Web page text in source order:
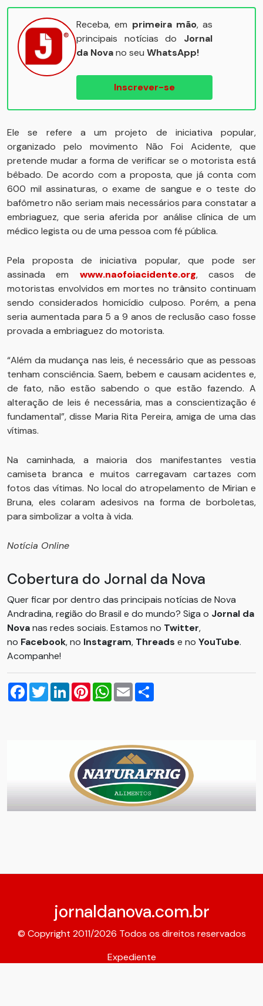
Receba, em primeira mão, as
principais notícias do Jornal
da Novano seu WhatsApp!
Inscrever-se
Ele se refere a um projeto de iniciativa popular,
organizado pelo movimento Não Foi Acidente, que
pretende mudar a forma de verificar se o motorista está
bêbado. De acordo com a proposta, que já conta com
600 mil assinaturas, o exame de sangue e o teste do
bafômetro não seriam mais necessários para constatar a
embriaguez, que seria aferida por análise clínica de um
médico legista ou de uma pessoa com fé pública.
Pela proposta de iniciativa popular, que pode ser
assinada em www.naofoiacidente.org, casos de
motoristas envolvidos em mortes no trânsito continuam
sendo considerados homicídio culposo. Porém, a pena
seria aumentada para 5 a 9 anos de reclusão caso fosse
provada a embriaguez do motorista.
“Além da mudança nas leis, é necessário que as pessoas
tenham consciência. Saem, bebem e causam acidentes e,
de fato, não estão sabendo o que estão fazendo. A
alteração de leis é necessária, mas a conscientização é
fundamental”, disse Maria Rita Pereira, amiga de uma das
vítimas.
Na caminhada, a maioria dos manifestantes vestia
camiseta branca e muitos carregavam cartazes com
fotos das vítimas. No local do atropelamento de Mirian e
Bruna, eles colaram adesivos na forma de borboletas,
para simbolizar a volta à vida.
Notícia Online
Cobertura do Jornal da Nova
Quer ficar por dentro das principais notícias de Nova
Andradina, região do Brasil e do mundo? Siga o Jornal da
Novanas redes sociais. Estamos no Twitter,
no Facebook, no Instagram, Threads e no YouTube.
Acompanhe!
Facebook
TwitterLinkedInPinterestWhatsApp
Email
jornaldanova.com.br
© Copyright 2011/2026 Todos os direitos reservados
Expediente